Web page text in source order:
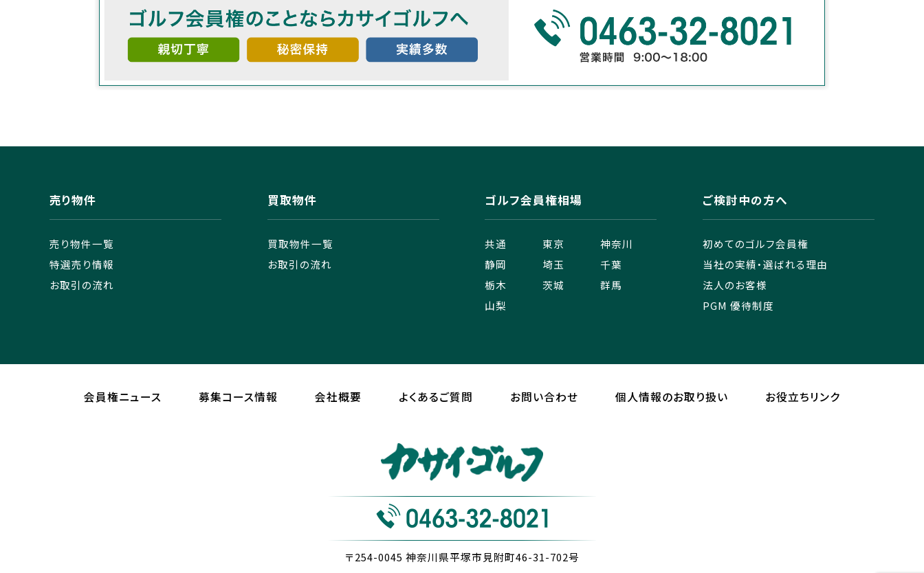
売り物件
売り物件一覧
特選売り情報
お取引の流れ
買取物件
買取物件一覧
お取引の流れ
ゴルフ会員権相場
共通 東京
神奈川
静岡
埼玉
千葉
栃木
茨城
群馬
山梨
ご検討中の方へ
初めてのゴルフ会員権
当社の実績・選ばれる理由
法人のお客様
PGM 優待制度
会員権ニュース 募集コース情報 会社概要 よくあるご質問 お問い合わせ 個人情報のお取り扱い お役立ちリンク
〒254-0045 神奈川県平塚市見附町46-31-702号